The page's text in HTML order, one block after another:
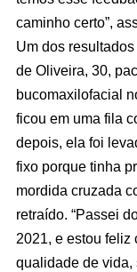
caminho certo”,
Um dos
de Oliveira, 30,
bucomaxilofacial
ficou em uma fila
depois, ela foi
fixo porque tinha
mordida cruzada
retraído. “Passei
2021, e estou feliz
qualidade de vida,